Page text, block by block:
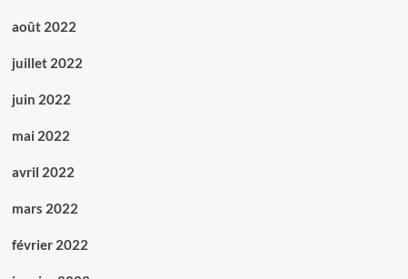
août 2022
juillet 2022
juin 2022
mai 2022
avril 2022
mars 2022
février 2022